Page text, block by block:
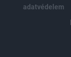
adatvédelem